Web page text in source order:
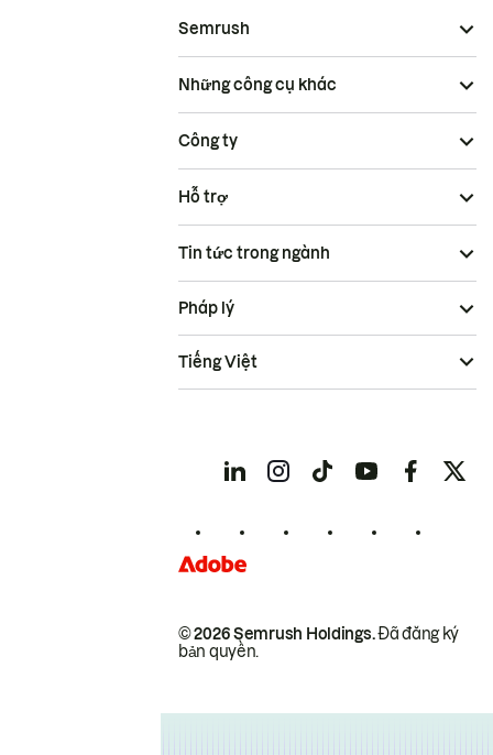
Semrush
Những công cụ khác
Công ty
Hỗ trợ
Tin tức trong ngành
© 2026 Semrush Holdings.Đã đăng ký
bản quyền.
Pháp lý
Tiếng Việt